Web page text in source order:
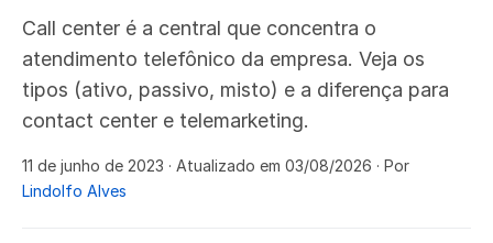
Call center é a central que concentra o
atendimento telefônico da empresa. Veja os
tipos (ativo, passivo, misto) e a diferença para
contact center e telemarketing.
11 de junho de 2023 · Atualizado em 03/08/2026 · Por
Lindolfo Alves